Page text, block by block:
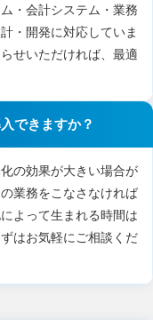
・会計システム・業務
・開発に対応していま
せいただければ、最適
できますか？
の効果が大きい場合が
業務をこなさなければ
よって生まれる時間は
はお気軽にご相談くだ